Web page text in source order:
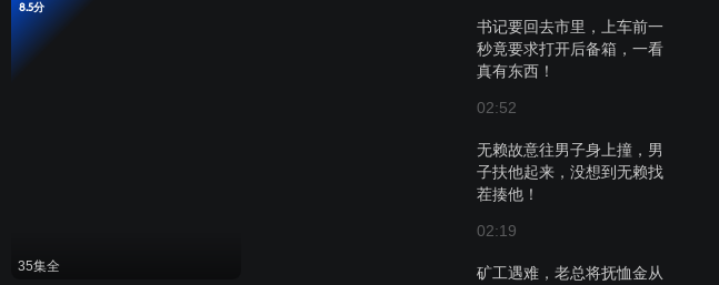
书记要回去市里，上车前一
秒竟要求打开后备箱，一看
真有东西！
02:52
无赖故意往男子身上撞，男
子扶他起来，没想到无赖找
茬揍他！
02:19
矿工遇难，老总将抚恤金从
8.5分
35集全